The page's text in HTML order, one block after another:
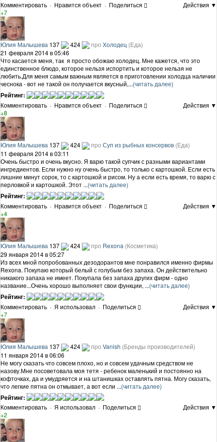
Комментировать · Нравится объект · Поделиться
Действия ▼
+7
Юлия Малышева 137 424 про Холодец (Еда)
21 февраля 2014 в 05:46
Что касается меня, так я просто обожаю холодец. Мне кажется, что это
единственное блюдо, которое нельзя испортить и которое нельзя не
любить.Для меня самым важным является в приготовлении холодца наличии
чеснока - вот не такой он получается вкусный,...(читать далее)
Рейтинг:
Комментировать · Нравится объект · Поделиться
Действия ▼
+8
Юлия Малышева 137 424 про Суп из рыбных консервов (Еда)
11 февраля 2014 в 03:11
Очень быстро и очень вкусно. Я варю такой супчик с разными вариантами
ингредиентов. Если нужно ну очень быстро, то только с картошкой. Если есть
лишние минут сорок, то с картошкой и рисом. Ну а если есть время, то варю с
перловкой и картошкой. Этот ...(читать далее)
Рейтинг:
Комментировать · Нравится объект · Поделиться
Действия ▼
+4
Юлия Малышева 137 424 про Rexona (Косметика)
29 января 2014 в 05:27
Из всех мной попробованных дезодорантов мне понравился именно фирмы
Rexona. Покупаю который белый с голубым без запаха. Он действительно
никакого запаха не имеет. Покупала без запаха других фирм - одно
название...Очень хорошо выполняет свои функции, ...(читать далее)
Рейтинг:
Комментировать · Я использовал · Поделиться
Действия ▼
+7
Юлия Малышева 137 424 про Vanish (Бренды производителей)
11 января 2014 в 06:06
Не могу сказать что совсем плохо, но и совсем удачным средством не
назову.Мне посоветовала моя тетя - ребенок маленький и постоянно на
кофточках, да и умудряется и на штанишках оставлять пятна. Могу сказать,
что легкие пятна он отмывает, а вот если ...(читать далее)
Рейтинг:
Комментировать · Я использовал · Поделиться
Действия ▼
+2